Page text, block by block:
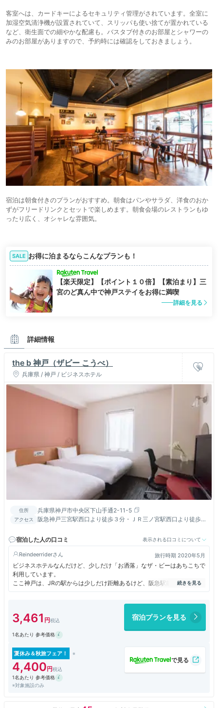
客室へは、カードキーによるセキュリティ管理がされています。全室に
加湿空気清浄機が設置されていて、スリッパも使い捨てが置かれている
など、衛生面での細やかな配慮も。バスタブ付きのお部屋とシャワーの
みのお部屋がありますので、予約時には確認をしておきましょう。
宿泊は朝食付きのプランがおすすめ。朝食はパンやサラダ、洋食のおか
ずがフリードリンクとセットで楽しめます。朝食会場のレストランもゆ
ったり広く、オシャレな雰囲気。
SALE お得に泊まるならこんなプランも！
【楽天限定】【ポイント１０倍】【素泊まり】三
宮のど真ん中で神戸ステイをお得に満喫
詳細を見る
詳細情報
the b 神戸（ザビー こうべ）
兵庫県 / 神戸 / ビジネスホテル
住所 兵庫県神戸市中央区下山手通2-11-5
アクセス
阪急神戸三宮駅西口より徒歩３分・ＪＲ三ノ宮駅西口より徒歩５
１分
宿泊した人の口コミ 表示される口コミについて
Reindeerrider 旅行時期 2020年5月
ビジネスホテルなんだけど、少しだけ「お洒落」なザ・ビーはあちこちで
利用しています。
ここ神戸は、JRの駅からは少しだけ距離あるけど、阪急駅前の繁華街の
外れにあります。
金はその分ザ・ビーにしては安めだとは思います。
内容的な不満は無いけど、ザ・ビーらしさもありません。普通のビジネス
ホテル。
ん。
3,461 宿泊プランを見る
1名あたり 参考価格
夏休み＆秋旅フェア！
4,400
1名あたり 参考価格
※対象施設のみ